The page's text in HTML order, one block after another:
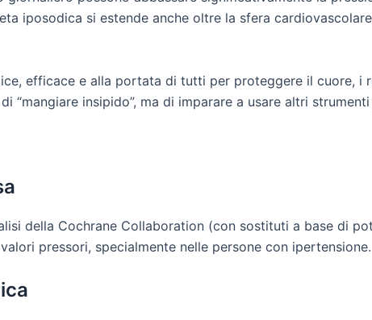
iposodica si estende anche oltre la sfera
efficace e alla portata di tutti per proteggere il cuore, i
“mangiare insipido”, ma di imparare a usare altri
della Cochrane Collaboration (con sostituti a base di
pressori, specialmente nelle persone con ipertensione.